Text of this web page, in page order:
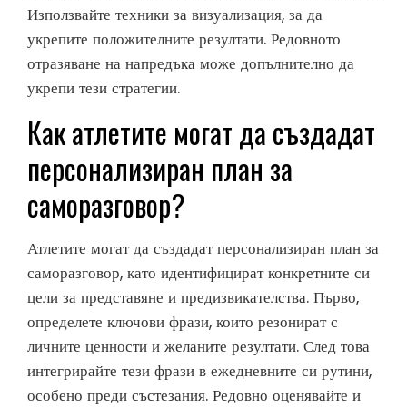
Използвайте техники за визуализация, за да
укрепите положителните резултати. Редовното
отразяване на напредъка може допълнително да
укрепи тези стратегии.
Как атлетите могат да създадат
персонализиран план за
саморазговор?
Атлетите могат да създадат персонализиран план за
саморазговор, като идентифицират конкретните си
цели за представяне и предизвикателства. Първо,
определете ключови фрази, които резонират с
личните ценности и желаните резултати. След това
интегрирайте тези фрази в ежедневните си рутини,
особено преди състезания. Редовно оценявайте и